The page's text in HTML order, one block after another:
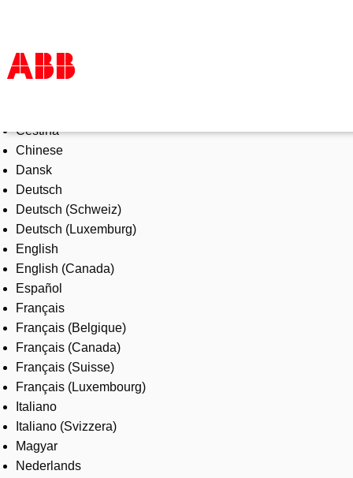
Products & Solutions
Industries
Services
About us
Where to buy
Contact us
Careers
Čeština
Chinese
Dansk
Deutsch
Deutsch (Schweiz)
Deutsch (Luxemburg)
English
English (Canada)
Español
Français
Français (Belgique)
Français (Canada)
Français (Suisse)
Français (Luxembourg)
Italiano
Italiano (Svizzera)
Magyar
Nederlands